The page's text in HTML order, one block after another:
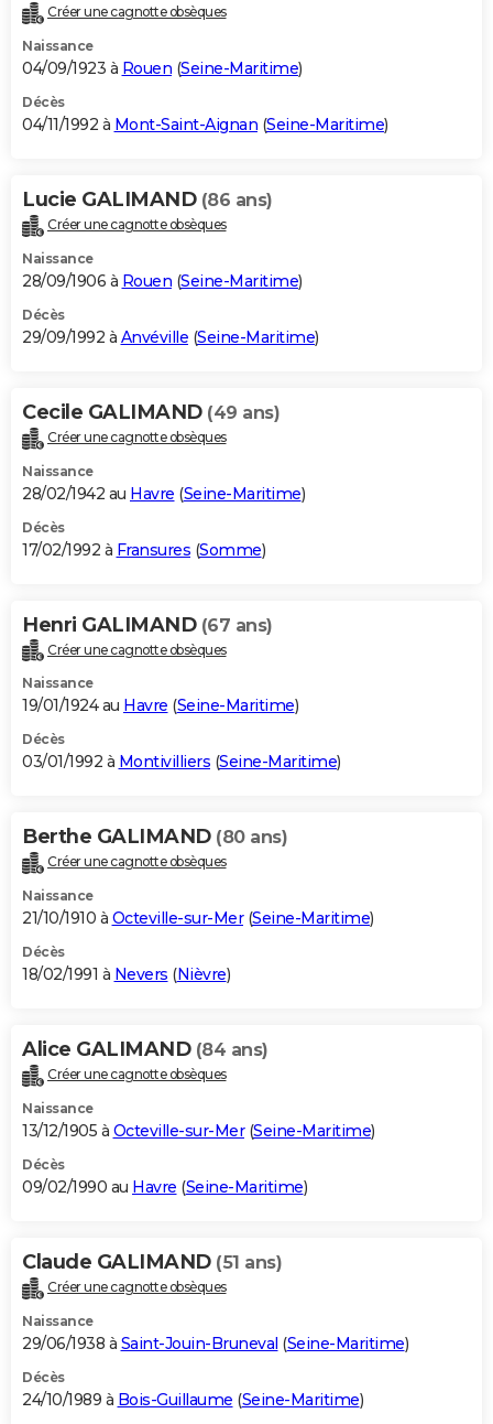
Créer une cagnotte obsèques
Naissance
04/09/1923 à Rouen (Seine-Maritime)
Décès
04/11/1992 à Mont-Saint-Aignan (Seine-Maritime)
Lucie GALIMAND (86 ans)
Créer une cagnotte obsèques
Naissance
28/09/1906 à Rouen (Seine-Maritime)
Décès
29/09/1992 à Anvéville (Seine-Maritime)
Cecile GALIMAND (49 ans)
Créer une cagnotte obsèques
Naissance
28/02/1942 au Havre (Seine-Maritime)
Décès
17/02/1992 à Fransures (Somme)
Henri GALIMAND (67 ans)
Créer une cagnotte obsèques
Naissance
19/01/1924 au Havre (Seine-Maritime)
Décès
03/01/1992 à Montivilliers (Seine-Maritime)
Berthe GALIMAND (80 ans)
Créer une cagnotte obsèques
Naissance
21/10/1910 à Octeville-sur-Mer(Seine-Maritime)
Décès
18/02/1991 à Nevers (Nièvre)
Alice GALIMAND (84 ans)
Créer une cagnotte obsèques
Naissance
13/12/1905 à Octeville-sur-Mer(Seine-Maritime)
Décès
09/02/1990 au Havre (Seine-Maritime)
Claude GALIMAND (51 ans)
Créer une cagnotte obsèques
Naissance
29/06/1938 à Saint-Jouin-Bruneval (Seine-Maritime)
Décès
24/10/1989 à Bois-Guillaume (Seine-Maritime)